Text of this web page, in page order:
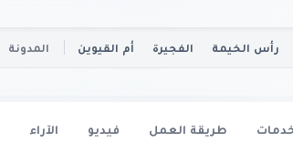
رأس الخيمة الفجيرة أم القيوين المدونة
طريقة العمل فيديو الآراء